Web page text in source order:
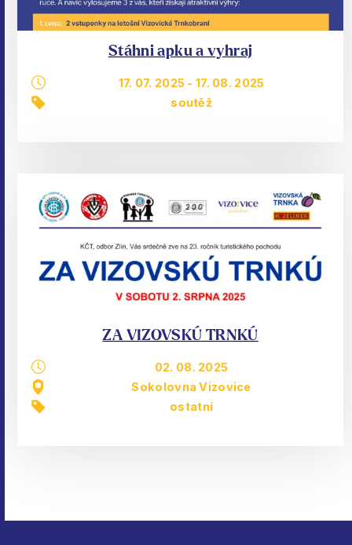
Stáhni apku a vyhraj
17. 07. 2025 -17. 08. 2025
soutěž
ZA VIZOVSKÚ TRNKÚ
02. 08. 2025
Sokolovna Vizovice
ostatní